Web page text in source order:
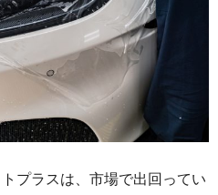
プラスは、市場で出回ってい